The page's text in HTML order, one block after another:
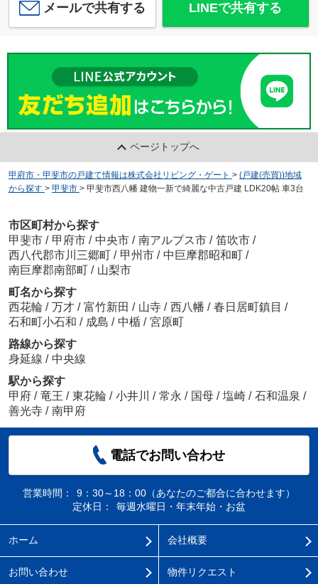
メールで共有する LINEで共有する
ページトップへ
甲府市・甲斐市の戸建て情報は株式会社リビング・ゲート > (戸建(売買))地域
から探す > 甲斐市 > 甲斐市西八幡 建物一新で綺麗な中古戸建 LDK20帖 車3台
市区町村から探す
甲斐市 / 甲府市 / 中央市 / 南アルプス市 / 笛吹市 /
西八代郡市川三郷町 / 甲州市 / 中巨摩郡昭和町 /
南巨摩郡南部町 / 山梨市
町名から探す
西花輪 / 万才 / 富竹新田 / 山寺 / 西八幡 / 春日居町鎮目 /
石和町小石和 / 成島 / 中楯 / 宮原町
路線から探す
身延線 / 中央線
駅から探す
甲府 / 竜王 / 東花輪 / 小井川 / 常永 / 国母 / 塩崎 / 石和温泉 /
善光寺 / 南甲府
電話でお問い合わせ
営業時間：
9：30～18：00（あなたのご都合に合わせます）
定休日：
毎週水曜日・年末年始・お盆
ホーム 会社概要
お問い合わせ 物件リクエスト